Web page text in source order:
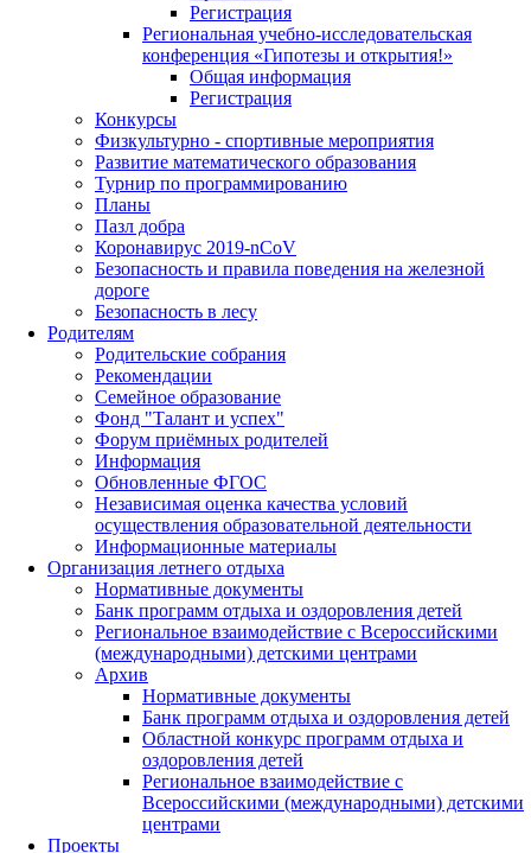
Регистрация
Региональная учебно-исследовательская
конференция «Гипотезы и открытия!»
Общая информация
Регистрация
Конкурсы
Физкультурно - спортивные мероприятия
Развитие математического образования
Турнир по программированию
Планы
Пазл добра
Коронавирус 2019-nCoV
Безопасность и правила поведения на железной
дороге
Безопасность в лесу
Родителям
Родительские собрания
Рекомендации
Семейное образование
Фонд "Талант и успех"
Форум приёмных родителей
Информация
Обновленные ФГОС
Независимая оценка качества условий
осуществления образовательной деятельности
Информационные материалы
Организация летнего отдыха
Нормативные документы
Банк программ отдыха и оздоровления детей
Региональное взаимодействие с Всероссийскими
(международными) детскими центрами
Архив
Нормативные документы
Банк программ отдыха и оздоровления детей
Областной конкурс программ отдыха и
оздоровления детей
Региональное взаимодействие с
Всероссийскими (международными) детскими
центрами
Проекты